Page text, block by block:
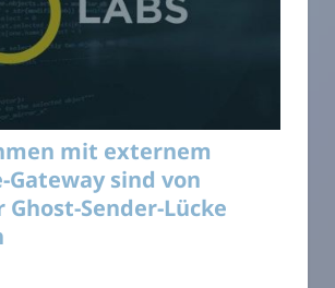
mit externem
Gateway sind von
Sender-Lücke